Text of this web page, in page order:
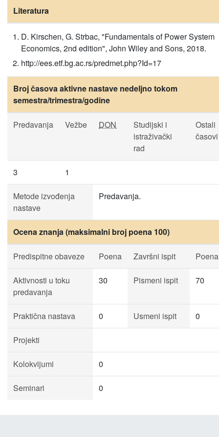
Literatura
D. Kirschen, G. Strbac, "Fundamentals of Power System
Economics, 2nd edition", John Wiley and Sons, 2018.
http://ees.etf.bg.ac.rs/predmet.php?Id=17
Broj časova aktivne nastave nedeljno tokom
semestra/trimestra/godine
Predavanja Vežbe DON
Studijski i
istraživački
rad
Ostali
časovi
3 1
Metode izvođenja
nastave
Predavanja.
Ocena znanja (maksimalni broj poena 100)
Predispitne obaveze Poena Završni ispit Poena
Aktivnosti u toku
predavanja
30 Pismeni ispit 70
Praktična nastava 0 Usmeni ispit 0
Projekti
Kolokvijumi 0
Seminari 0